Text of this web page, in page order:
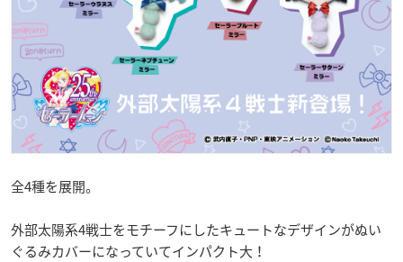
全4種を展開。
外部太陽系4戦士をモチーフにしたキュートなデザインがぬい
ぐるみカバーになっていてインパクト大！